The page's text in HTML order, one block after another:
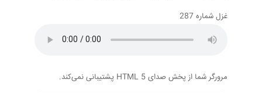
غزل شماره 287
مرورگر شما از پخش صدای HTML 5 پشتیبانی نمی‌کند.